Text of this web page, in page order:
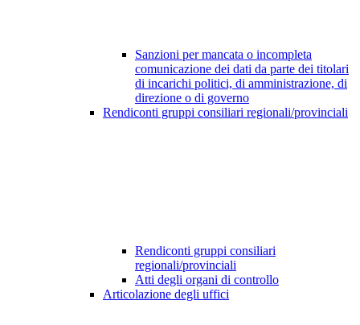
Sanzioni per mancata o incompleta
comunicazione dei dati da parte dei titolari
di incarichi politici, di amministrazione, di
direzione o di governo
Rendiconti gruppi consiliari regionali/provinciali
Rendiconti gruppi consiliari
regionali/provinciali
Atti degli organi di controllo
Articolazione degli uffici